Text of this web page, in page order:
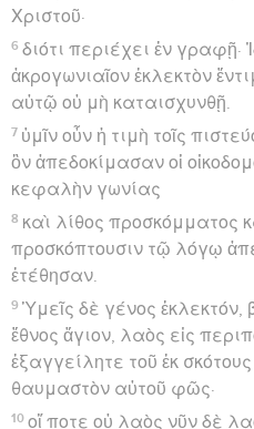
Χριστοῦ·
6 διότι περιέχει ἐν γραφῇ·
ἀκρογωνιαῖον ἐκλεκτὸν
αὐτῷ οὐ μὴ καταισχυνθῇ.
7 ὑμῖν οὖν ἡ τιμὴ τοῖς
ὃν ἀπεδοκίμασαν οἱ
κεφαλὴν γωνίας
8 καὶ λίθος προσκόμματος
προσκόπτουσιν τῷ λόγῳ
ἐτέθησαν.
9 Ὑμεῖς δὲ γένος ἐκλεκτόν,
ἔθνος ἅγιον, λαὸς εἰς
ἐξαγγείλητε τοῦ ἐκ
θαυμαστὸν αὐτοῦ φῶς·
10 οἵ ποτε οὐ λαὸς νῦν δὲ